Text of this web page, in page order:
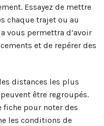
Essayez de mettre
chaque trajet ou au
vous permettra d’avoir
et de repérer des
distances les plus
être regroupés.
pour noter des
les conditions de